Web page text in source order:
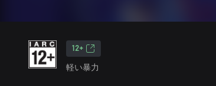
12+
軽い暴力